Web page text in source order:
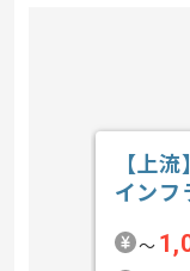
【上
インフ
〜